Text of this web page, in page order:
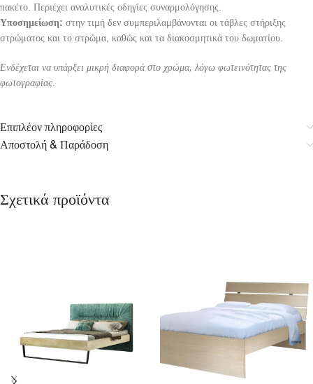
πακέτο. Περιέχει αναλυτικές οδηγίες συναρμολόγησης.
Υποσημείωση: στην τιμή δεν συμπεριλαμβάνονται οι τάβλες στήριξης
στρώματος και το στρώμα, καθώς και τα διακοσμητικά του δωματίου.
Ενδέχεται να υπάρξει μικρή διαφορά στο χρώμα, λόγω φωτεινότητας της
φωτογραφίας.
Επιπλέον πληροφορίες
Αποστολή & Παράδοση
Σχετικά προϊόντα